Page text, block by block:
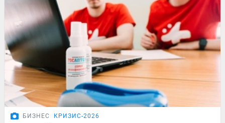
БИЗНЕС КРИЗИС-2026